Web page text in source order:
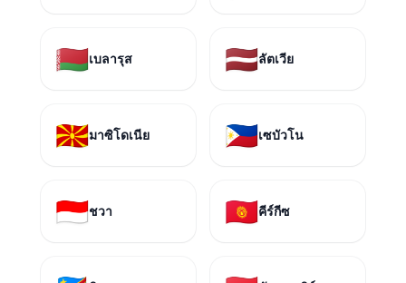
🇧🇾เบลารุส 🇱🇻ลัตเวีย
🇲🇰มาซิโดเนีย 🇵🇭เซบัวโน
🇮🇩ชวา 🇰🇬คีร์กีซ